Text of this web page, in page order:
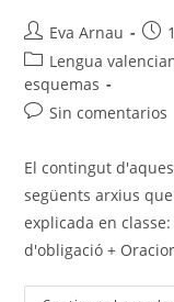
Autor
de
la
entrada:
Eva Arnau
de
Categoría
de
la
Lengua
esquemas
Comentarios
la
entrada:
Sin comentarios
El contingut
següents arxius
explicada en classe:
d'obligació +